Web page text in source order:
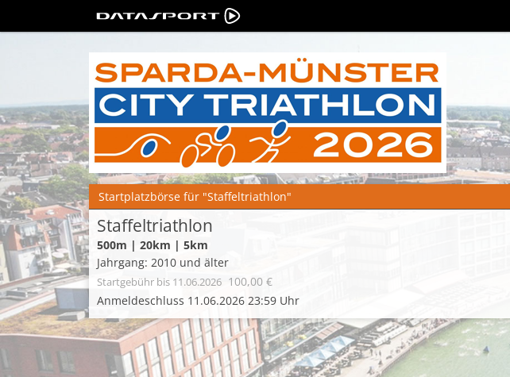
Startplatzbörse für "Staffeltriathlon"
Staffeltriathlon
500m | 20km | 5km
Jahrgang: 2010 und älter
Startgebühr bis 11.06.2026 100,00 €
Anmeldeschluss 11.06.2026 23:59 Uhr